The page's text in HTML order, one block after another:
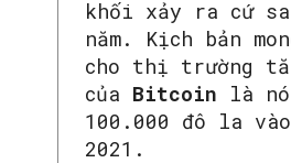
khối xảy ra cứ
năm. Kịch bản
cho thị trường
của Bitcoin là
100.000 đô la
2021.